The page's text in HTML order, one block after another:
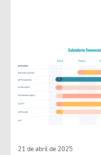
21 de abril de 2025